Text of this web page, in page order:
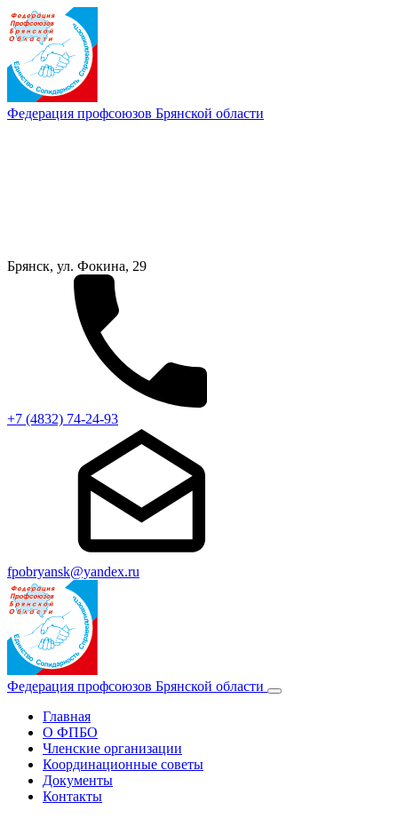
Федерация профсоюзов Брянской области
Брянск, ул. Фокина, 29
+7 (4832) 74-24-93
fpobryansk@yandex.ru
Федерация профсоюзов Брянской области
Главная
О ФПБО
Членские организации
Координационные советы
Документы
Контакты